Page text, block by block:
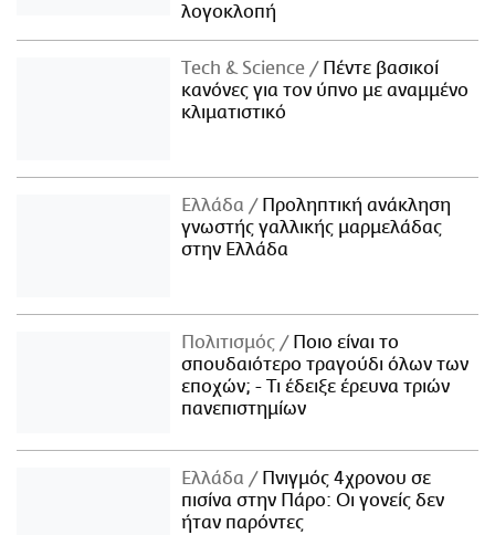
λογοκλοπή
Τech & Science
Πέντε βασικοί
κανόνες για τον ύπνο με αναμμένο
κλιματιστικό
Ελλάδα
Προληπτική ανάκληση
γνωστής γαλλικής μαρμελάδας
στην Ελλάδα
Πολιτισμός
Ποιο είναι το
σπουδαιότερο τραγούδι όλων των
εποχών; - Τι έδειξε έρευνα τριών
πανεπιστημίων
Ελλάδα
Πνιγμός 4χρονου σε
πισίνα στην Πάρο: Οι γονείς δεν
ήταν παρόντες